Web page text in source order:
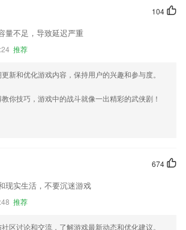
104
量不足，导致延迟严重
推荐
更新和优化游戏内容，保持用户的兴趣和参与度。
教你技巧，游戏中的战斗就像一出精彩的武侠剧！
674
现实生活，不要沉迷游戏
推荐
社区讨论和交流，了解游戏最新动态和优化建议。